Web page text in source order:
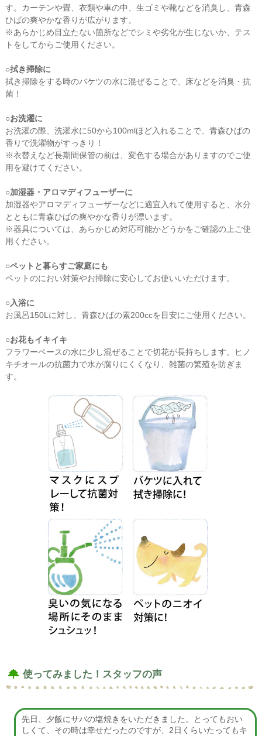
す。カーテンや畳、衣類や車の中、生ゴミや靴などを消臭し、青森
ひばの爽やかな香りが広がります。
※あらかじめ目立たない箇所などでシミや劣化が生じないか、テス
トをしてからご使用ください。
○拭き掃除に
拭き掃除をする時のバケツの水に混ぜることで、床などを消臭・抗
菌！
○お洗濯に
お洗濯の際、洗濯水に50から100mlほど入れることで、青森ひばの
香りで洗濯物がすっきり！
※衣替えなど長期間保管の前は、変色する場合がありますのでご使
用を避けてください。
○加湿器・アロマディフューザーに
加湿器やアロマディフューザーなどに適宜入れて使用すると、水分
とともに青森ひばの爽やかな香りが漂います。
※器具については、あらかじめ対応可能かどうかをご確認の上ご使
用ください。
○ペットと暮らすご家庭にも
ペットのにおい対策やお掃除に安心してお使いいただけます。
○入浴に
お風呂150Lに対し、青森ひばの素200ccを目安にご使用ください。
○お花もイキイキ
フラワーベースの水に少し混ぜることで切花が長持ちします。ヒノ
キチオールの抗菌力で水が腐りにくくなり、雑菌の繁殖を防ぎま
す。
使ってみました！スタッフの声
先日、夕飯にサバの塩焼きをいただきました。とってもおい
しくて、その時は幸せだったのですが、2日くらいたってもキ